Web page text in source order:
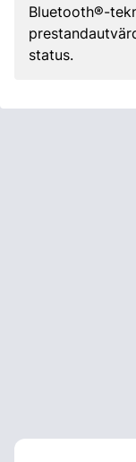
Bluetooth®-
status.